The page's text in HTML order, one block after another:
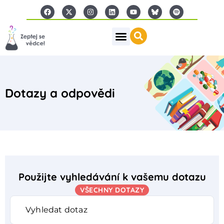
Dotazy a odpovědi
Použijte vyhledávání k vašemu dotazu
VŠECHNY DOTAZY